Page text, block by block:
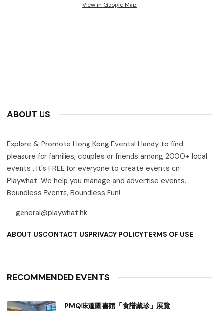
View in Google Map
ABOUT US
Explore & Promote Hong Kong Events! Handy to find
pleasure for families, couples or friends among 2000+ local
events . It's FREE for everyone to create events on
Playwhat. We help you manage and advertise events.
Boundless Events, Boundless Fun!
general@playwhat.hk
ABOUT USCONTACT USPRIVACY POLICYTERMS OF USE
RECOMMENDED EVENTS
PMQ味道圖書館「食譜藏珍」展覽